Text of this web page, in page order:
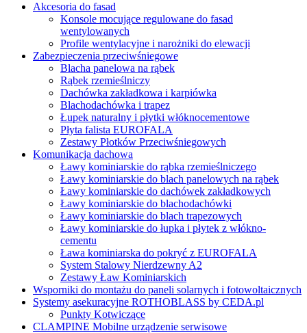
Akcesoria do fasad
Konsole mocujące regulowane do fasad
wentylowanych
Profile wentylacyjne i narożniki do elewacji
Zabezpieczenia przeciwśniegowe
Blacha panelowa na rąbek
Rąbek rzemieślniczy
Dachówka zakładkowa i karpiówka
Blachodachówka i trapez
Łupek naturalny i płytki włóknocementowe
Płyta falista EUROFALA
Zestawy Płotków Przeciwśniegowych
Komunikacja dachowa
Ławy kominiarskie do rąbka rzemieślniczego
Ławy kominiarskie do blach panelowych na rąbek
Ławy kominiarskie do dachówek zakładkowych
Ławy kominiarskie do blachodachówki
Ławy kominiarskie do blach trapezowych
Ławy kominiarskie do łupka i płytek z włókno-
cementu
Ława kominiarska do pokryć z EUROFALA
System Stalowy Nierdzewny A2
Zestawy Ław Kominiarskich
Wsporniki do montażu do paneli solarnych i fotowoltaicznych
Systemy asekuracyjne ROTHOBLASS by CEDA.pl
Punkty Kotwiczące
CLAMPINE Mobilne urządzenie serwisowe